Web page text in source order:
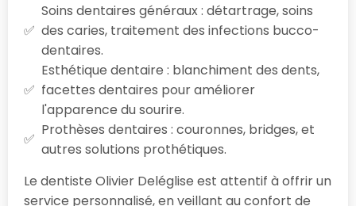
Soins dentaires généraux : détartrage, soins
des caries, traitement des infections bucco-
dentaires.
Esthétique dentaire : blanchiment des dents,
facettes dentaires pour améliorer
l'apparence du sourire.
Prothèses dentaires : couronnes, bridges, et
autres solutions prothétiques.
Le dentiste Olivier Deléglise est attentif à offrir un
service personnalisé, en veillant au confort de